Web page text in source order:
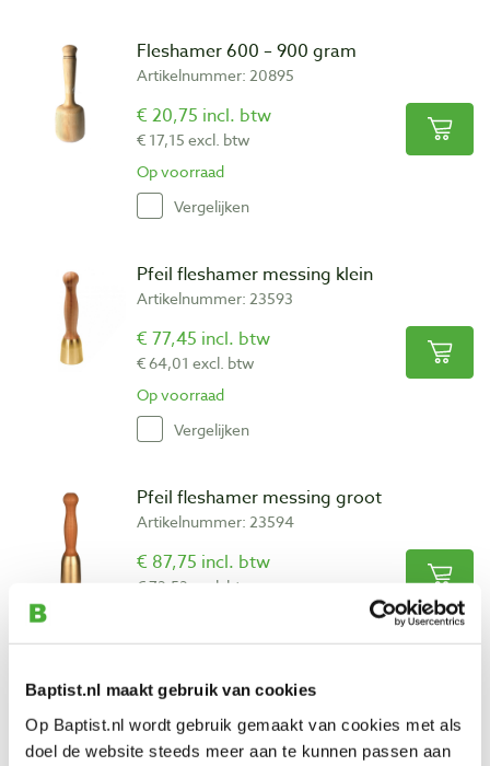
Baptist.nl maakt gebruik van cookies
Op Baptist.nl wordt gebruik gemaakt van cookies met als
doel de website steeds meer aan te kunnen passen aan
Fleshamer 600 – 900 gram
Artikelnummer: 20895
€ 20,75 incl. btw
€ 17,15 excl. btw
Op voorraad
Vergelijken
Pfeil fleshamer messing klein
Artikelnummer: 23593
€ 77,45 incl. btw
€ 64,01 excl. btw
Op voorraad
Vergelijken
Pfeil fleshamer messing groot
Artikelnummer: 23594
€ 87,75 incl. btw
€ 72,52 excl. btw
Kirschen houten hamer 105 mm
Artikelnummer: 19072